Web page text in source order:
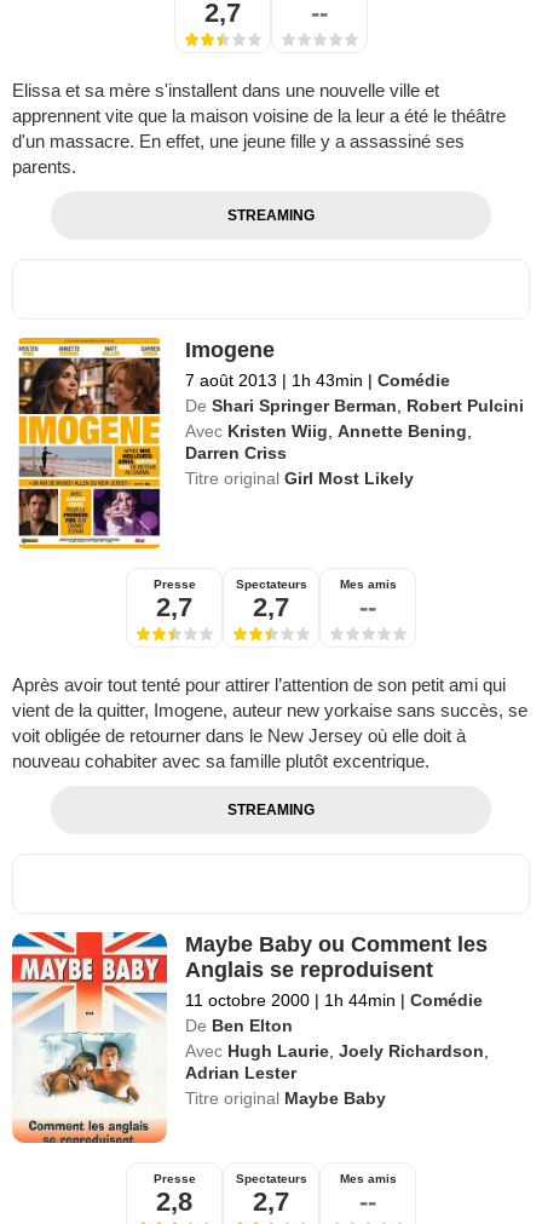
2,7 --
Elissa et sa mère s'installent dans une nouvelle ville et
apprennent vite que la maison voisine de la leur a été le théâtre
d'un massacre. En effet, une jeune fille y a assassiné ses
parents.
STREAMING
Imogene
7 août 2013 | 1h 43min | Comédie
De Shari Springer Berman
Robert Pulcini
Avec Kristen Wiig ,Annette Bening
Darren Criss
Titre originalGirl Most Likely
Presse
2,7
Spectateurs
2,7
Mes amis
--
Après avoir tout tenté pour attirer l’attention de son petit ami qui
vient de la quitter, Imogene, auteur new yorkaise sans succès, se
voit obligée de retourner dans le New Jersey où elle doit à
nouveau cohabiter avec sa famille plutôt excentrique.
STREAMING
Maybe Baby ou Comment les
Anglais se reproduisent
11 octobre 2000 | 1h 44min | Comédie
De Ben Elton
Avec Hugh Laurie ,Joely Richardson
Adrian Lester
Titre original Maybe Baby
Presse
2,8
Spectateurs
2,7
Mes amis
--